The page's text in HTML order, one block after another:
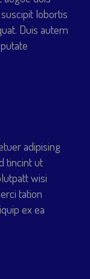
lobortis
Duis autem
adipising
tincint ut
wisi
tation
ex ea